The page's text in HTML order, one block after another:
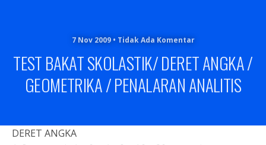
7 Nov 2009 • Tidak Ada Komentar
TEST BAKAT SKOLASTIK/ DERET ANGKA /
GEOMETRIKA / PENALARAN ANALITIS
DERET ANGKA